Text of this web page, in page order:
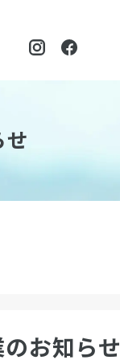
せ
お知らせ